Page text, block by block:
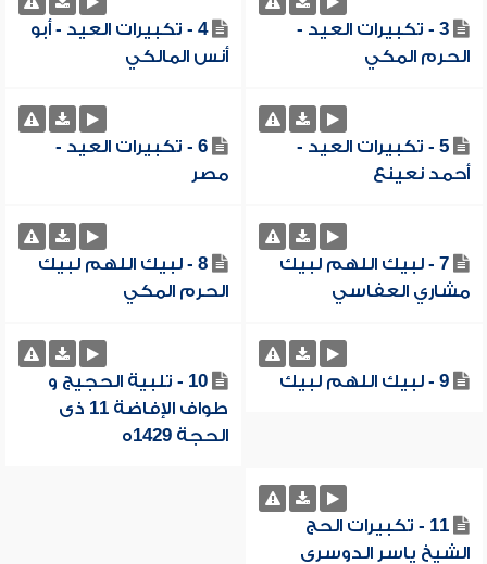
3 - تكبيرات العيد -
الحرم المكي
4 - تكبيرات العيد - أبو
أنس المالكي
5 - تكبيرات العيد -
أحمد نعينع
6 - تكبيرات العيد -
مصر
7 - لبيك اللهم لبيك
مشاري العفاسي
8 - لبيك اللهم لبيك
الحرم المكي
9 - لبيك اللهم لبيك
10 - تلبية الحجيج و
طواف الإفاضة 11 ذى
الحجة 1429ه
11 - تكبيرات الحج
الشيخ ياسر الدوسري